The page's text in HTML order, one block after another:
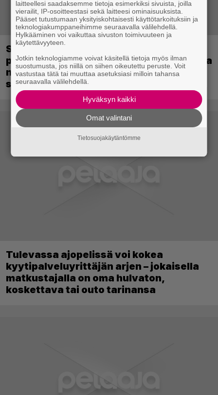
Sony kertoo kuulleensa PlayStation-
pelilevyjen valmistuksen lopettamisesta
nousseen kritiikin – aikoo silti pysyä
suunnitelmassaan
Tulevassa ajopelissä voi kokea
kyytipalveluyrittäjän arjen – jokaisella
matkustajalla on oma hulvaton,
koskettava tai outo tarinansa
laitteellesi saadaksemme tietoja esimerkiksi sivuista, joilla
vierailit, IP-osoitteestasi sekä laitteesi ominaisuuksista.
Pääset tutustumaan yksityiskohtaisesti käyttötarkoituksiin ja
teknologiakumppaneihimme seuraavalla välilehdellä.
Hylkääminen voi vaikuttaa sivuston toimivuuteen ja
käytettävyyteen.
Jotkin teknologiamme voivat käsitellä tietoja myös ilman
suostumusta, jos niillä on siihen oikeutettu peruste. Voit
vastustaa tätä tai muuttaa asetuksiasi milloin tahansa
seuraavalla välilehdellä.
Hyväksyn kaikki
Omat valintani
Tietosuojakäytäntömme